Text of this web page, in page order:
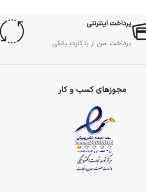
پرداخت اینترنتی
پرداخت امن از با کارت بانکی
مجوزهای کسب و کار